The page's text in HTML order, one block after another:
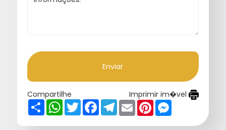
Enviar
Imprimir im�vel
Compartilhe
ShareWhatsApp
TwitterFacebookTelegram
EmailPinterestMessenger